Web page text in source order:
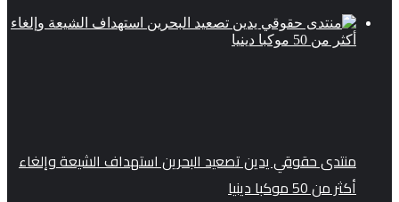
منتدى حقوقي يدين تصعيد البحرين استهداف الشيعة وإلغاء
أكثر من 50 موكبا دينيا